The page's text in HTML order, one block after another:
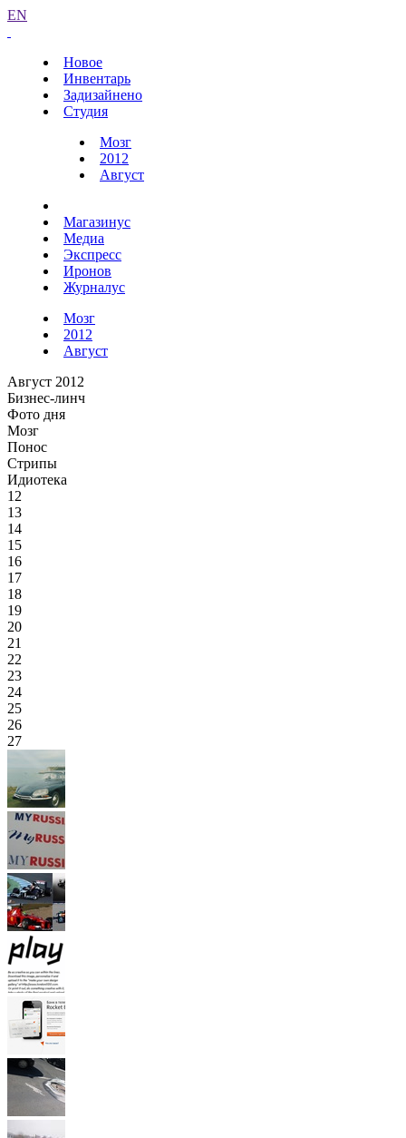
EN
Новое
Инвентарь
Задизайнено
Студия
Мозг
2012
Август
Магазинус
Медиа
Экспресс
Иронов
Журналус
Мозг
2012
Август
Август 2012
Бизнес-линч
Фото дня
Мозг
Понос
Стрипы
Идиотека
12
13
14
15
16
17
18
19
20
21
22
23
24
25
26
27